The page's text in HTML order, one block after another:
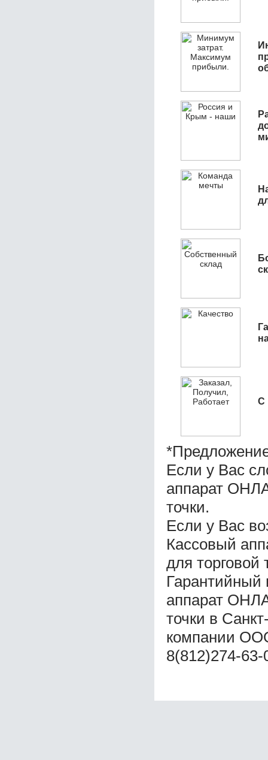
С
Если у Вас
аппарат
точки.
Если у Вас
Кассовый
для торговой
Гарантийный
аппарат
точки в
компании
8(812)274-63-